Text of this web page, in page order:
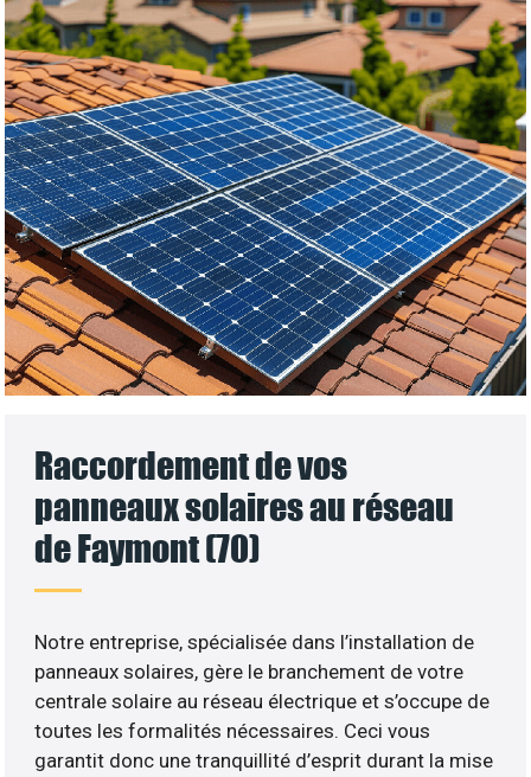
Raccordement de vos
panneaux solaires au réseau
de Faymont (70)
Notre entreprise, spécialisée dans l’installation de
panneaux solaires, gère le branchement de votre
centrale solaire au réseau électrique et s’occupe de
toutes les formalités nécessaires. Ceci vous
garantit donc une tranquillité d’esprit durant la mise